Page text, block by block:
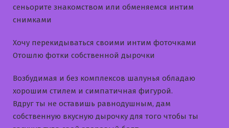
сеньорите знакомством или обменяемся интим
снимками
Хочу перекидываться своими интим фоточками
Отошлю фотки собственной дырочки
Возбудимая и без комплексов шалунья обладаю
хорошим стилем и симпатичная фигурой.
Вдруг ты не оставишь равнодушным, дам
собственную вкусную дырочку для того чтобы ты